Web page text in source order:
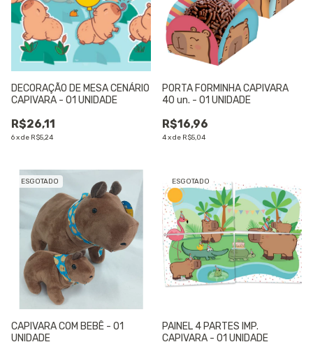
DECORAÇÃO DE MESA CENÁRIO
CAPIVARA - 01 UNIDADE
R$26,11
6xde R$5,24
PORTA FORMINHA CAPIVARA
40 un. - 01 UNIDADE
R$16,96
4xde R$5,04
ESGOTADO
CAPIVARA COM BEBÊ - 01
UNIDADE
ESGOTADO
PAINEL 4 PARTES IMP.
CAPIVARA - 01 UNIDADE